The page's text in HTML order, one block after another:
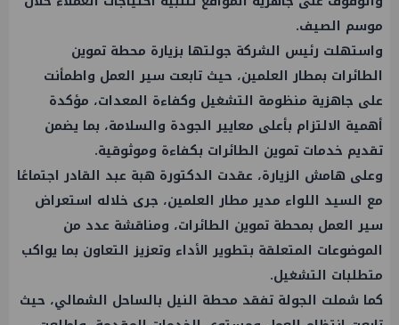
موسم الصيف.
واستهلت رئيس الشركة جولتها بزيارة محطة تموين
الطائرات بمطار العلمين، حيث تابعت سير العمل واطمأنت
على جاهزية منظومة التشغيل وكفاءة المعدات، مؤكدة
أهمية الالتزام بأعلى معايير الجودة والسلامة، بما يضمن
تقديم خدمات تموين الطائرات بكفاءة وموثوقية.
وعلى هامش الزيارة، عقدت الدكتورة هبة عبد القادر اجتماعًا
مع السيد اللواء مدير مطار العلمين، جرى خلاله استعراض
سير العمل بمحطة تموين الطائرات، ومناقشة عدد من
الموضوعات المتعلقة بتطوير الأداء وتعزيز التعاون بما يواكب
متطلبات التشغيل.
كما شملت الجولة تفقد محطة النيل بالساحل الشمالي، حيث